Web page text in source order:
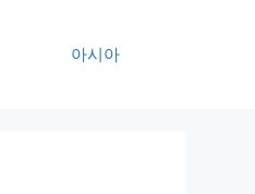
아시아